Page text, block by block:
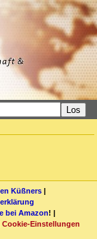
Los
Küßners |
bei Amazon! |
Cookie-Einstellungen